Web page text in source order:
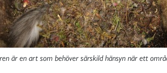
är en art som behöver särskild hänsyn när ett